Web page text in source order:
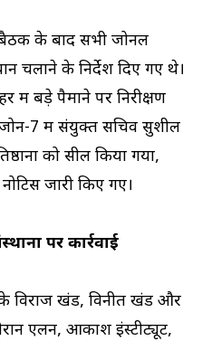
के बाद सभी जोनल
चलाने के निर्देश दिए गए थे।
में बड़े पैमाने पर निरीक्षण
जोन-7 में संयुक्त सचिव सुशील
को सील किया गया,
जारी किए गए।
पर कार्रवाई
के विराज खंड, विनीत खंड और
एलन, आकाश इंस्टीट्यूट,